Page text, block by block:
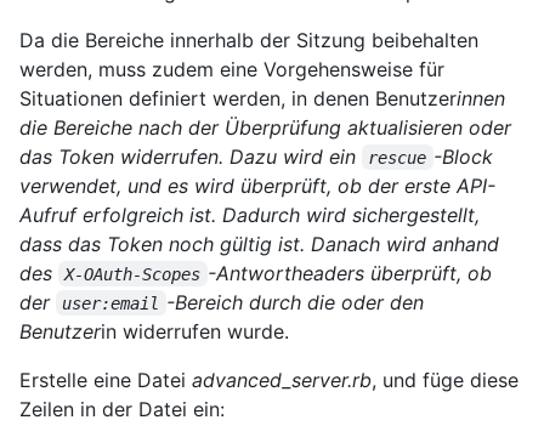
Da die Bereiche innerhalb der Sitzung beibehalten
werden, muss zudem eine Vorgehensweise für
Situationen definiert werden, in denen Benutzerinnen
die Bereiche nach der Überprüfung aktualisieren oder
das Token widerrufen. Dazu wird ein
rescue -Block
verwendet, und es wird überprüft, ob der erste API-
Aufruf erfolgreich ist. Dadurch wird sichergestellt,
dass das Token noch gültig ist. Danach wird anhand
des
X-OAuth-Scopes -Antwortheaders überprüft, ob
der
user:email -Bereich durch die oder den
Benutzerin widerrufen wurde.
Erstelle eine Datei advanced_server.rb, und füge diese
Zeilen in der Datei ein: